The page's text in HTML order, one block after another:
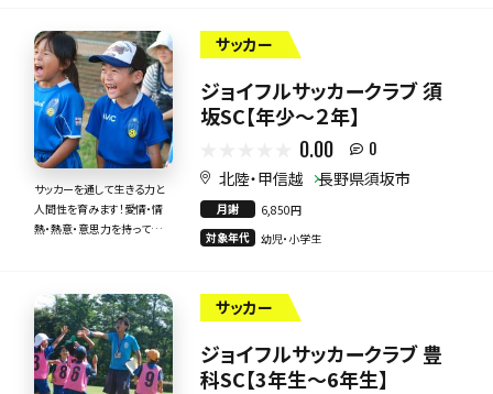
サッカーを通して生きる力と
人間性を育みます！愛情・情
熱・熱意・意思力を持って全
サッカー
ジョイフルサッカークラブ 須
坂SC【年少～２年】
0.00 0
北陸・甲信越 長野県須坂市
月謝
6,850円
対象年代
幼児・小学生
サッカー
ジョイフルサッカークラブ 豊
科SC【3年生～6年生】